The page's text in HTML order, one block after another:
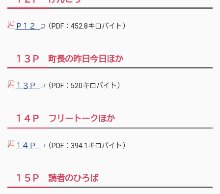
Ｐ１２ （PDF：452.8キロバイト）
１３Ｐ 町長の昨日今日ほか
１３Ｐ （PDF：520キロバイト）
１４Ｐ フリートークほか
１４Ｐ （PDF：394.1キロバイト）
１５Ｐ 読者のひろば